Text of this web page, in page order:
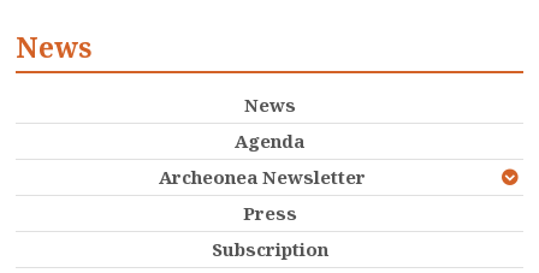
News
News
Agenda
Archeonea Newsletter
Press
Subscription